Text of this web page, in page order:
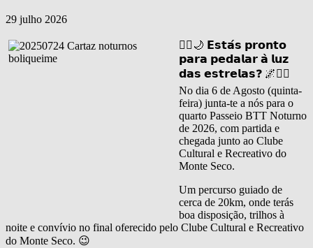
29 julho 2026
🚴‍♂️🌙 𝗘𝘀𝘁𝗮́𝘀 𝗽𝗿𝗼𝗻𝘁𝗼
𝗽𝗮𝗿𝗮 𝗽𝗲𝗱𝗮𝗹𝗮𝗿 𝗮̀ 𝗹𝘂𝘇
𝗱𝗮𝘀 𝗲𝘀𝘁𝗿𝗲𝗹𝗮𝘀❓ 🌌🚴‍♀️
No dia 6 de Agosto (quinta-
feira) junta-te a nós para o
quarto Passeio BTT Noturno
de 2026, com partida e
chegada junto ao Clube
Cultural e Recreativo do
Monte Seco.
Um percurso guiado de
cerca de 20km, onde terás
boa disposição, trilhos à
noite e convívio no final oferecido pelo Clube Cultural e Recreativo
do Monte Seco. 😉